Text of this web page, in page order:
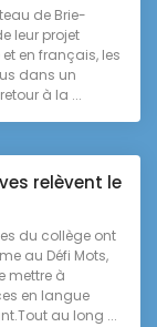
de Brie-
leur projet
en français, les
dans un
à la ...
relèvent le
du collège ont
au Défi Mots,
mettre à
en langue
au long ...